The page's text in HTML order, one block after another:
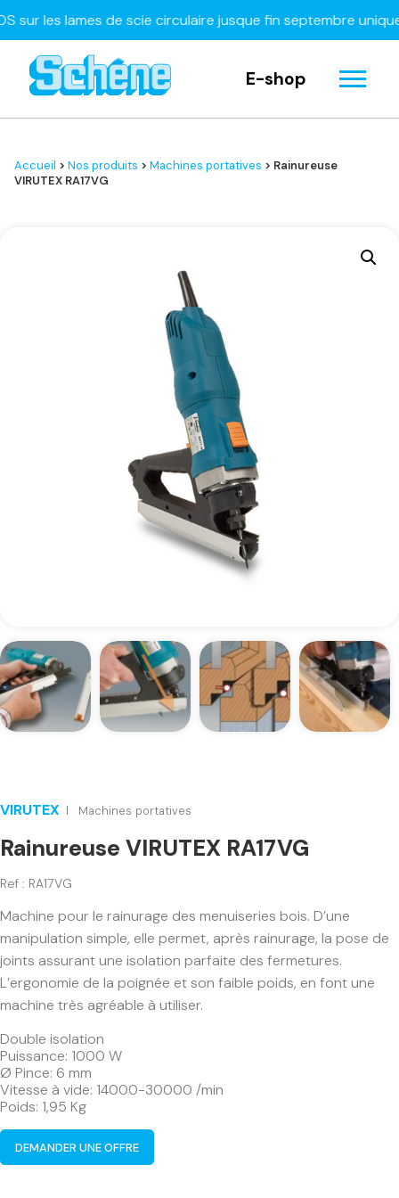
les lames de scie circulaire jusque fin septembre
E-shop
Accueil > Nos produits > Machines portatives > Rainureuse
VIRUTEX RA17VG
VIRUTEX Machines portatives
Rainureuse VIRUTEX RA17VG
Ref : RA17VG
Machine pour le rainurage des menuiseries bois. D’une
manipulation simple, elle permet, après rainurage, la pose de
joints assurant une isolation parfaite des fermetures.
L’ergonomie de la poignée et son faible poids, en font une
machine très agréable à utiliser.
Double isolation
Puissance: 1000 W
Ø Pince: 6 mm
Vitesse à vide: 14000-30000 /min
Poids: 1,95 Kg
DEMANDER UNE OFFRE